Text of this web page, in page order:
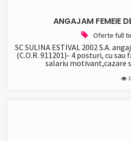
ANGAJAM FEMEIE
Oferte full
SC SULINA ESTIVAL 2002 S.A.
(C.O.R. 911201)- 4 posturi, cu
salariu motivant,cazare